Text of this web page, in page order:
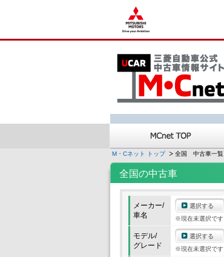
M・Cネット トップ 全国 中古車一覧
全国の中古車
メーカー/
車名
選択する
※現在未選択です
モデル/
グレード
選択する
※現在未選択です